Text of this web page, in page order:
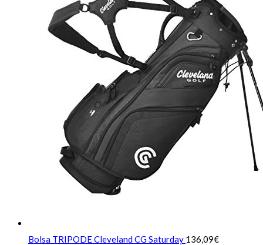
Bolsa TRIPODE Cleveland CG Saturday 136,09€